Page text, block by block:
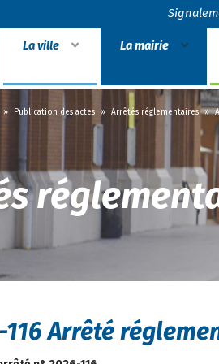
La ville La mairie
» Publication des actes » Arrêtés réglementaires »
116 Arrêté